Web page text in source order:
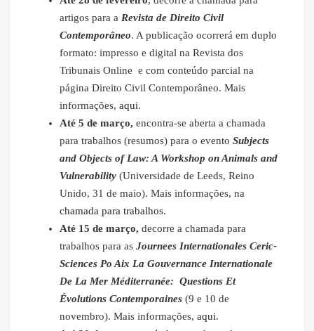
artigos para a Revista de Direito Civil
Contemporâneo. A publicação ocorrerá em duplo
formato: impresso e digital na Revista dos
Tribunais Online e com conteúdo parcial na
página Direito Civil Contemporâneo. Mais
informações, aqui.
Até 5 de março, encontra-se aberta a chamada
para trabalhos (resumos) para o evento Subjects
and Objects of Law: A Workshop on Animals and
Vulnerability (Universidade de Leeds, Reino
Unido, 31 de maio). Mais informações, na
chamada para trabalhos.
Até 15 de março, decorre a chamada para
trabalhos para as Journees Internationales Ceric-
Sciences Po Aix La Gouvernance Internationale
De La Mer Méditerranée: Questions Et
Évolutions Contemporaines (9 e 10 de
novembro). Mais informações, aqui.